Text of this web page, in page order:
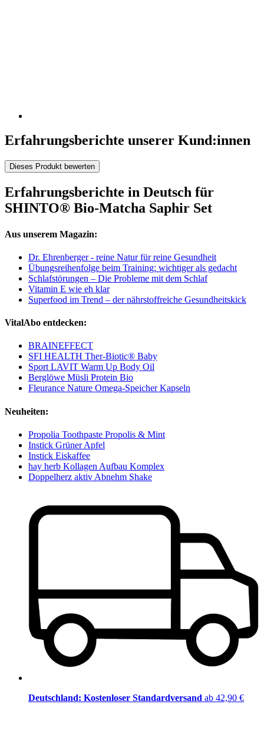
Erfahrungsberichte unserer Kund:innen
Dieses Produkt bewerten
Erfahrungsberichte in Deutsch für
SHINTO® Bio-Matcha Saphir Set
Aus unserem Magazin:
Dr. Ehrenberger - reine Natur für reine Gesundheit
Übungsreihenfolge beim Training: wichtiger als gedacht
Schlafstörungen – Die Probleme mit dem Schlaf
Vitamin E wie eh klar
Superfood im Trend – der nährstoffreiche Gesundheitskick
VitalAbo entdecken:
BRAINEFFECT
SFI HEALTH Ther-Biotic® Baby
Sport LAVIT Warm Up Body Oil
Berglöwe Müsli Protein Bio
Fleurance Nature Omega-Speicher Kapseln
Neuheiten:
Propolia Toothpaste Propolis & Mint
Instick Grüner Apfel
Instick Eiskaffee
hay herb Kollagen Aufbau Komplex
Doppelherz aktiv Abnehm Shake
Deutschland: Kostenloser Standardversand ab 42,90 €